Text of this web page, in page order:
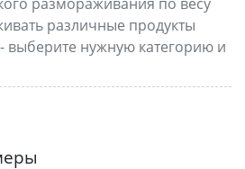
различные продукты
нужную категорию и